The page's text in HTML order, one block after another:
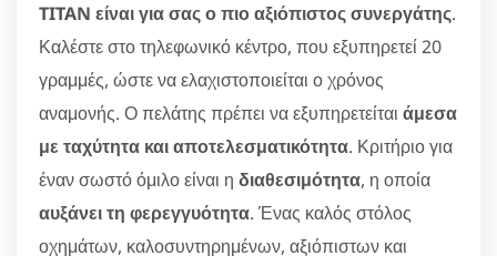
TITAN είναι για σας ο πιο αξιόπιστος συνεργάτης.
Καλέστε στο τηλεφωνικό κέντρο, που εξυπηρετεί 20
γραμμές, ώστε να ελαχιστοποιείται ο χρόνος
αναμονής. Ο πελάτης πρέπει να εξυπηρετείται άμεσα
με ταχύτητα και αποτελεσματικότητα. Κριτήριο για
έναν σωστό όμιλο είναι η διαθεσιμότητα, η οποία
αυξάνει τη φερεγγυότητα. Ένας καλός στόλος
οχημάτων, καλοσυντηρημένων, αξιόπιστων και